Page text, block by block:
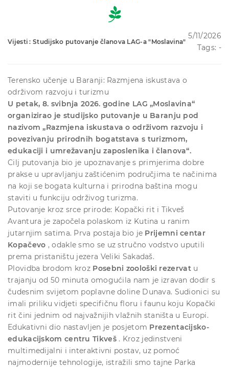
Vijesti : Studijsko putovanje članova LAG-a "Moslavina"
5/11/2026
Tags: -
Terensko učenje u Baranji: Razmjena iskustava o
održivom razvoju i turizmu
U petak, 8. svibnja 2026. godine LAG „Moslavina“
organizirao je studijsko putovanje u Baranju pod
nazivom „Razmjena iskustava o održivom razvoju i
povezivanju prirodnih bogatstava s turizmom,
edukaciji i umrežavanju zaposlenika i članova“.
Cilj putovanja bio je upoznavanje s primjerima dobre
prakse u upravljanju zaštićenim područjima te načinima
na koji se bogata kulturna i prirodna baština mogu
staviti u funkciju održivog turizma.
Putovanje kroz srce prirode: Kopački rit i Tikveš
Avantura je započela polaskom iz Kutina u ranim
jutarnjim satima. Prva postaja bio je Prijemni centar
Kopačevo , odakle smo se uz stručno vodstvo uputili
prema pristaništu jezera Veliki Sakadaš.
Plovidba brodom kroz Posebni zoološki rezervatu
trajanju od 50 minuta omogućila nam je izravan dodir s
čudesnim svijetom poplavne doline Dunava. Sudionici su
imali priliku vidjeti specifičnu floru i faunu koju Kopački
rit čini jednim od najvažnijih vlažnih staništa u Europi.
Edukativni dio nastavljen je posjetom Prezentacijsko-
edukacijskom centru Tikveš. Kroz jedinstveni
multimedijalni i interaktivni postav, uz pomoć
najmodernije tehnologije, istražili smo tajne Parka